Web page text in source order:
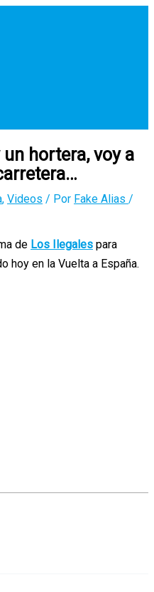
hortera, voy a
, Videos / Por Fake Alias /
de Los Ilegales para
hoy en la Vuelta a España.